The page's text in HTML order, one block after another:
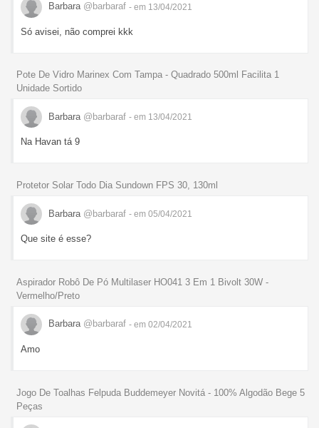
Barbara @barbaraf - em 13/04/2021
Só avisei, não comprei kkk
Pote De Vidro Marinex Com Tampa - Quadrado 500ml Facilita 1
Unidade Sortido
Barbara @barbaraf - em 13/04/2021
Na Havan tá 9
Protetor Solar Todo Dia Sundown FPS 30, 130ml
Barbara @barbaraf - em 05/04/2021
Que site é esse?
Aspirador Robô De Pó Multilaser HO041 3 Em 1 Bivolt 30W -
Vermelho/Preto
Barbara @barbaraf - em 02/04/2021
Amo
Jogo De Toalhas Felpuda Buddemeyer Novitá - 100% Algodão Bege 5
Peças